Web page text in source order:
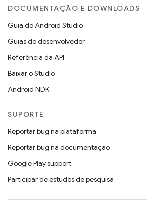
DOCUMENTAÇÃO E DOWNLOADS
Guia do Android Studio
Guias do desenvolvedor
Referência da API
Baixar o Studio
Android NDK
SUPORTE
Reportar bug na plataforma
Reportar bug na documentação
Google Play support
Participar de estudos de pesquisa